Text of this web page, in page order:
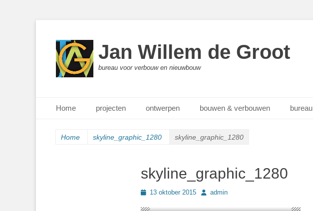
Jan Willem de Groot
bureau voor verbouw en nieuwbouw
Primair menu
naar
inhoud
Home projecten ontwerpen bouwen & verbouwen bureau
Home skyline_graphic_1280 skyline_graphic_1280
skyline_graphic_1280
Geplaatst
13 oktober 2015 Authoradmin